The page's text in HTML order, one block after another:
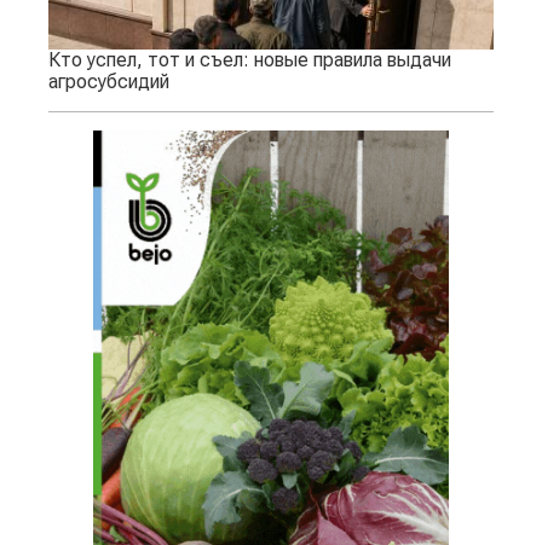
Кто успел, тот и съел: новые правила выдачи
агросубсидий